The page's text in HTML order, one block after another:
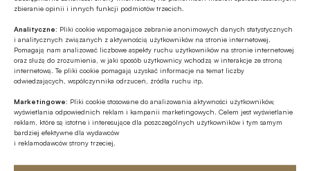
zbieranie opinii i innych funkcji podmiotów trzecich.
Analityczne: Pliki cookie wspomagające zebranie anonimowych danych statystycznych
i analitycznych związanych z aktywnością użytkowników na stronie internetowej.
Pomagają nam analizować liczbowe aspekty ruchu użytkowników na stronie internetowej
oraz służą do zrozumienia, w jaki sposób użytkownicy wchodzą w interakcje ze stroną
internetową. Te pliki cookie pomagają uzyskać informacje na temat liczby
odwiedzających, współczynnika odrzuceń, źródła ruchu itp.
Marketingowe: Pliki cookie stosowane do analizowania aktywności użytkowników,
wyświetlania odpowiednich reklam i kampanii marketingowych. Celem jest wyświetlanie
reklam, które są istotne i interesujące dla poszczególnych użytkowników i tym samym
bardziej efektywne dla wydawców
i reklamodawców strony trzeciej.
wybranych przez nich urządzeń.
Bezpieczeństwo danych można zwiększyć
poprzez połączenie komponentów związanych
z tożsamością użytkowników, zmiennych
reprezentujących urządzenia i czynników
czasowych (czas, lokalizacja itp.), aby stworzyć
elastyczne, oparte na ryzyku rozwiązanie, które
zawsze i nieprzerwanie zapewnia właściwy